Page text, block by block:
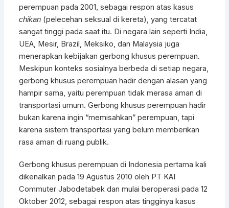
perempuan pada 2001, sebagai respon atas kasus
chikan (pelecehan seksual di kereta), yang tercatat
sangat tinggi pada saat itu. Di negara lain seperti India,
UEA, Mesir, Brazil, Meksiko, dan Malaysia juga
menerapkan kebijakan gerbong khusus perempuan.
Meskipun konteks sosialnya berbeda di setiap negara,
gerbong khusus perempuan hadir dengan alasan yang
hampir sama, yaitu perempuan tidak merasa aman di
transportasi umum. Gerbong khusus perempuan hadir
bukan karena ingin “memisahkan” perempuan, tapi
karena sistem transportasi yang belum memberikan
rasa aman di ruang publik.
Gerbong khusus perempuan di Indonesia pertama kali
dikenalkan pada 19 Agustus 2010 oleh PT KAI
Commuter Jabodetabek dan mulai beroperasi pada 12
Oktober 2012, sebagai respon atas tingginya kasus